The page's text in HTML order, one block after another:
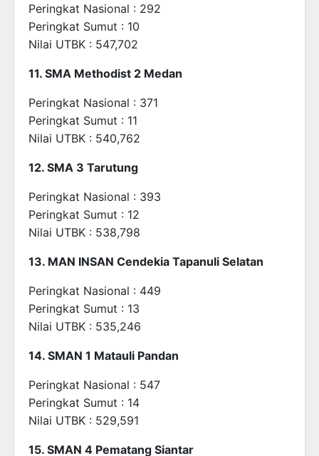
Peringkat Nasional : 292
Peringkat Sumut : 10
Nilai UTBK : 547,702
11. SMA Methodist 2 Medan
Peringkat Nasional : 371
Peringkat Sumut : 11
Nilai UTBK : 540,762
12. SMA 3 Tarutung
Peringkat Nasional : 393
Peringkat Sumut : 12
Nilai UTBK : 538,798
13. MAN INSAN Cendekia Tapanuli Selatan
Peringkat Nasional : 449
Peringkat Sumut : 13
Nilai UTBK : 535,246
14. SMAN 1 Matauli Pandan
Peringkat Nasional : 547
Peringkat Sumut : 14
Nilai UTBK : 529,591
15. SMAN 4 Pematang Siantar